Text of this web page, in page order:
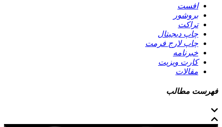
افست
بروشور
تراکت
چاپ دیجیتال
چاپ لارج فرمت
خبرنامه
کارت ویزیت
مقالات
فهرست مطالب